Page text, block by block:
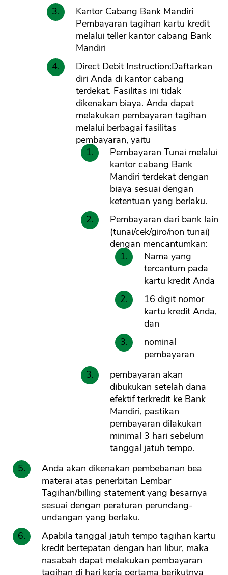
Kantor Cabang Bank Mandiri
Pembayaran tagihan kartu kredit
melalui teller kantor cabang Bank
Mandiri
Direct Debit Instruction:Daftarkan
diri Anda di kantor cabang
terdekat. Fasilitas ini tidak
dikenakan biaya. Anda dapat
melakukan pembayaran tagihan
melalui berbagai fasilitas
pembayaran, yaitu
Pembayaran Tunai melalui
kantor cabang Bank
Mandiri terdekat dengan
biaya sesuai dengan
ketentuan yang berlaku.
Pembayaran dari bank lain
(tunai/cek/giro/non tunai)
dengan mencantumkan:
Nama yang
tercantum pada
kartu kredit Anda
16 digit nomor
kartu kredit Anda,
dan
nominal
pembayaran
pembayaran akan
dibukukan setelah dana
efektif terkredit ke Bank
Mandiri, pastikan
pembayaran dilakukan
minimal 3 hari sebelum
tanggal jatuh tempo.
Anda akan dikenakan pembebanan bea
materai atas penerbitan Lembar
Tagihan/billing statement yang besarnya
sesuai dengan peraturan perundang-
undangan yang berlaku.
Apabila tanggal jatuh tempo tagihan kartu
kredit bertepatan dengan hari libur, maka
nasabah dapat melakukan pembayaran
tagihan di hari kerja pertama berikutnya